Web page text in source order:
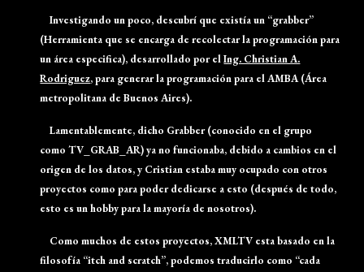
Investigando un poco, descubrí que existía un “grabber”
(Herramienta que se encarga de recolectar la programación para
un área especifica), desarrollado por elIng. Christian A.
Rodriguez, para generar la programación para el AMBA (Área
metropolitana de Buenos Aires).
Lamentablemente, dicho Grabber (conocido en el grupo
como TV_GRAB_AR) ya no funcionaba, debido a cambios en el
origen de los datos, y Cristian estaba muy ocupado con otros
proyectos como para poder dedicarse a esto (después de todo,
esto es un hobby para la mayoría de nosotros).
Como muchos de estos proyectos, XMLTV esta basado en la
filosofía “itch and scratch”, podemos traducirlo como “cada